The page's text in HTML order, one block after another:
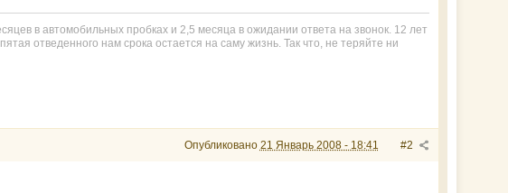
в автомобильных пробках и 2,5 месяца в ожидании ответа на звонок. 12 лет
отведенного нам срока остается на саму жизнь. Так что, не теряйте ни
#2
Опубликовано 21 Январь 2008 - 18:41